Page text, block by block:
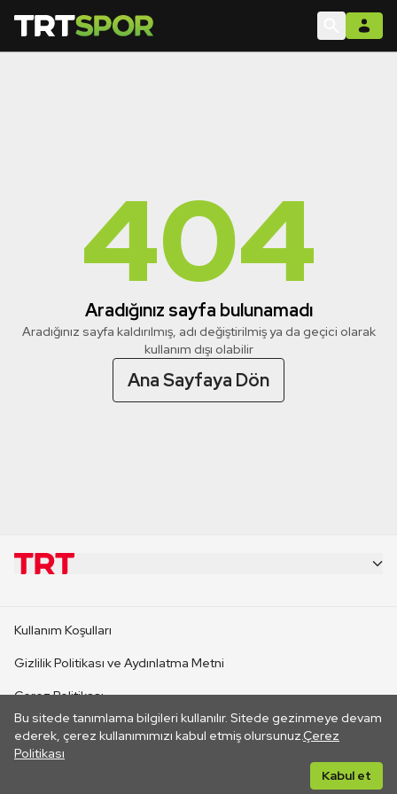
404
Aradığınız sayfa bulunamadı
Aradığınız sayfa kaldırılmış, adı değiştirilmiş ya da geçici olarak
kullanım dışı olabilir
Ana Sayfaya Dön
Bu sitede tanımlama bilgileri kullanılır. Sitede gezinmeye devam
ederek, çerez kullanımımızı kabul etmiş olursunuz.Çerez
Politikası
Kabul et
CANLI YAYINLAR
Kullanım Koşulları
Gizlilik Politikası ve Aydınlatma Metni
Çerez Politikası
İletişim
Her hakkı saklıdır. ©2026 TRT. Bağlantı yoluyla gidilen dış